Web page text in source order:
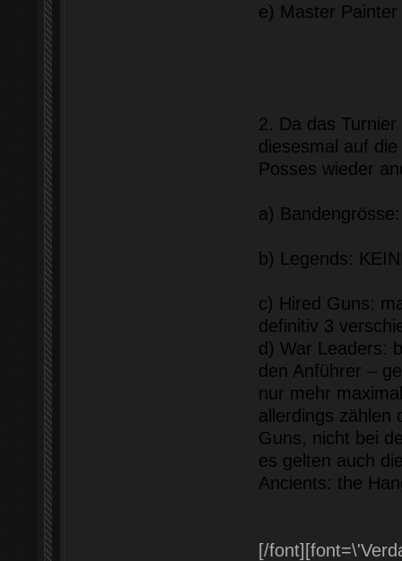
e) Master
2. Da das
diesesmal auf
Posses wieder
a)
b) Legends:
c) Hired Guns:
definitiv 3
d) War Leaders:
den Anführer –
nur mehr
allerdings zählen
Guns, nicht bei
es gelten auch
Ancients: the
[/font]